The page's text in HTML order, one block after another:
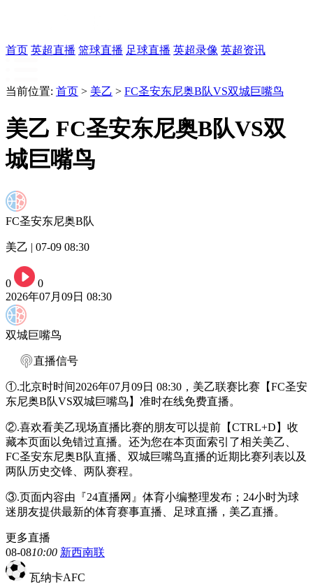
首页 英超直播 篮球直播 足球直播 英超录像 英超资讯
当前位置: 首页 > 美乙 > FC圣安东尼奥B队VS双城巨嘴鸟
美乙 FC圣安东尼奥B队VS双
城巨嘴鸟
FC圣安东尼奥B队
美乙 | 07-09 08:30
0
0
2026年07月09日 08:30
双城巨嘴鸟
直播信号
①.北京时时间2026年07月09日 08:30，美乙联赛比赛【FC圣安
东尼奥B队VS双城巨嘴鸟】准时在线免费直播。
②.喜欢看美乙现场直播比赛的朋友可以提前【CTRL+D】收
藏本页面以免错过直播。还为您在本页面索引了相关美乙、
FC圣安东尼奥B队直播、双城巨嘴鸟直播的近期比赛列表以及
两队历史交锋、两队赛程。
③.页面内容由『24直播网』体育小编整理发布；24小时为球
迷朋友提供最新的体育赛事直播、足球直播，美乙直播。
更多直播
08-0810:00 新西南联
瓦纳卡AFC